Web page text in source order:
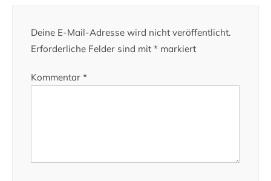
Deine E-Mail-Adresse wird nicht veröffentlicht.
Erforderliche Felder sind mit * markiert
Kommentar *